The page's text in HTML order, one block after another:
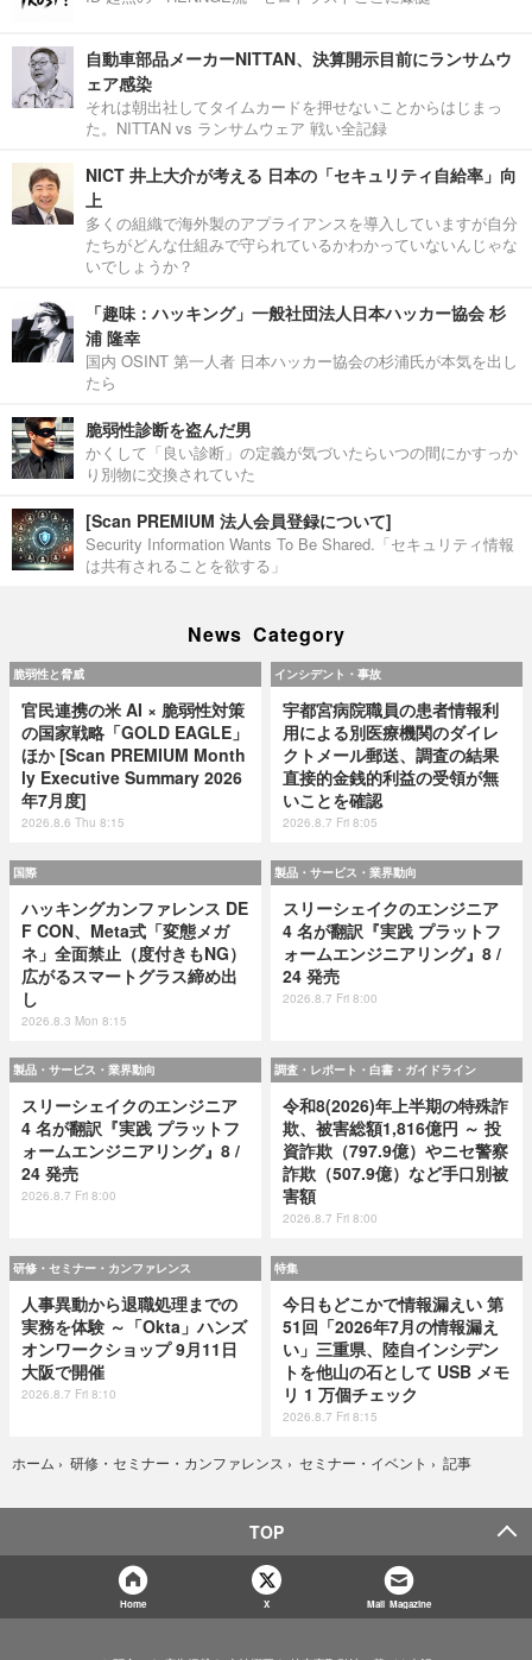
自動車部品メーカーNITTAN、決算開示目前にランサムウ
ェア感染
それは朝出社してタイムカードを押せないことからはじまっ
た。NITTAN vs ランサムウェア 戦い全記録
NICT 井上大介が考える 日本の「セキュリティ自給率」向
上
多くの組織で海外製のアプライアンスを導入していますが自分
たちがどんな仕組みで守られているかわかっていないんじゃな
いでしょうか？
「趣味：ハッキング」一般社団法人日本ハッカー協会 杉
浦 隆幸
国内 OSINT 第一人者 日本ハッカー協会の杉浦氏が本気を出し
たら
脆弱性診断を盗んだ男
かくして「良い診断」の定義が気づいたらいつの間にかすっか
り別物に交換されていた
[Scan PREMIUM 法人会員登録について]
Security Information Wants To Be Shared.「セキュリティ情報
は共有されることを欲する」
News Category
脆弱性と脅威
官民連携の米 AI × 脆弱性対策
の国家戦略「GOLD EAGLE」
ほか [Scan PREMIUM Month
ly Executive Summary 2026
年7月度]
2026.8.6 Thu 8:15
インシデント・事故
宇都宮病院職員の患者情報利
用による別医療機関のダイレ
クトメール郵送、調査の結果
直接的金銭的利益の受領が無
いことを確認
2026.8.7 Fri 8:05
国際
ハッキングカンファレンス DE
F CON、Meta式「変態メガ
ネ」全面禁止（度付きもNG）
広がるスマートグラス締め出
し
2026.8.3 Mon 8:15
製品・サービス・業界動向
スリーシェイクのエンジニア
4 名が翻訳『実践 プラットフ
ォームエンジニアリング』8 /
24 発売
2026.8.7 Fri 8:00
製品・サービス・業界動向
スリーシェイクのエンジニア
4 名が翻訳『実践 プラットフ
ォームエンジニアリング』8 /
24 発売
2026.8.7 Fri 8:00
調査・レポート・白書・ガイドライン
令和8(2026)年上半期の特殊詐
欺、被害総額1,816億円 ～ 投
資詐欺（797.9億）やニセ警察
詐欺（507.9億）など手口別被
害額
2026.8.7 Fri 8:00
研修・セミナー・カンファレンス
人事異動から退職処理までの
実務を体験 ～「Okta」ハンズ
オンワークショップ 9月11日
大阪で開催
2026.8.7 Fri 8:10
特集
今日もどこかで情報漏えい 第
51回「2026年7月の情報漏え
い」三重県、陸自インシデン
トを他山の石として USB メモ
リ 1 万個チェック
2026.8.7 Fri 8:15
ホーム › 研修・セミナー・カンファレンス › セミナー・イベント › 記事
TOP
Home X Mail Magazine